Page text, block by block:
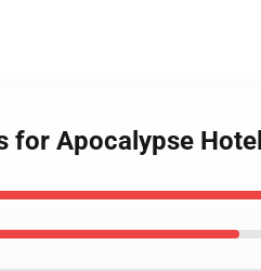
for Apocalypse